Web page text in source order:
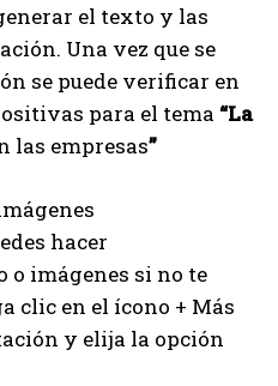
el texto y las
Una vez que se
se puede verificar en
para el tema “La
las empresas”
hacer
o imágenes si no te
clic en el ícono + Más
y elija la opción